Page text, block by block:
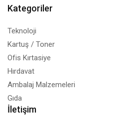
Kategoriler
Teknoloji
Kartuş / Toner
Ofis Kırtasiye
Hırdavat
Ambalaj Malzemeleri
Gıda
İletişim